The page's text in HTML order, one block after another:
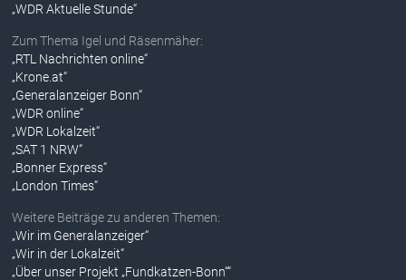
„WDR Aktuelle Stunde“
Zum Thema Igel und Räsenmäher:
„RTL Nachrichten online“
„Krone.at“
„Generalanzeiger Bonn“
„WDR online“
„WDR Lokalzeit“
„SAT 1 NRW“
„Bonner Express“
„London Times“
Weitere Beiträge zu anderen Themen:
„Wir im Generalanzeiger“
„Wir in der Lokalzeit“
„Über unser Projekt „Fundkatzen-Bonn““